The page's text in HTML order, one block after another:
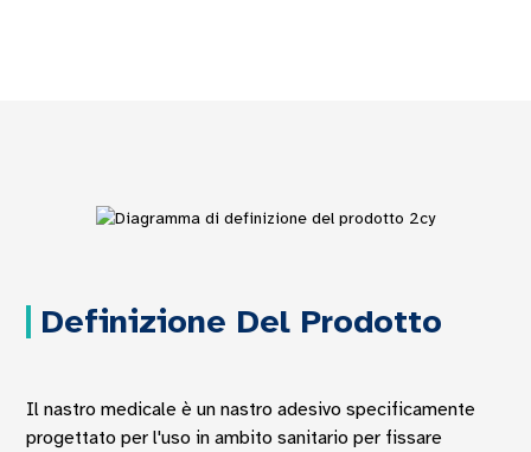
Definizione Del Prodotto
Il nastro medicale è un nastro adesivo specificamente
progettato per l'uso in ambito sanitario per fissare